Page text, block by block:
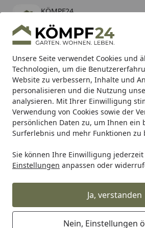
Unsere Seite verwendet Cookies und
Technologien, um die
Website zu verbessern, Inhalte und
personalisieren und die Nutzung
analysieren. Mit Ihrer Einwilligung
Verwendung von Cookies sowie der
persönlichen Daten zu, um Ihnen ein
Surferlebnis und mehr Funktionen zu
Sie können Ihre Einwilligung
Einstellungen anpassen oder
Ja, verstanden
Nein, Einstellungen
KÖMPF24
kostenlos - Im App Store
Alle Produkte
Mein Konto
Suchen
Karibu Pools inkl. gratis
Starterset (Gesamtwert
Startseite
Hartje Hartje Fahrradteile
Union Schaltauge GH-